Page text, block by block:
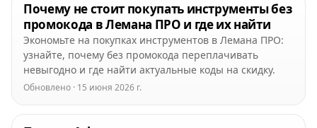
Почему не стоит покупать инструменты без
промокода в Лемана ПРО и где их найти
Экономьте на покупках инструментов в Лемана ПРО:
узнайте, почему без промокода переплачивать
невыгодно и где найти актуальные коды на скидку.
Обновлено · 15 июня 2026 г.